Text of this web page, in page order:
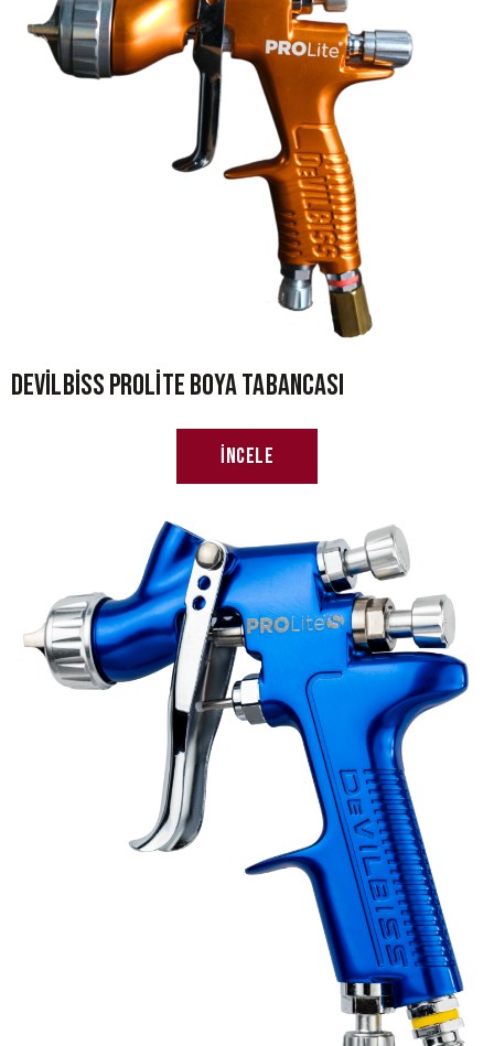
Devilbiss PROLite Boya Tabancası
İncele